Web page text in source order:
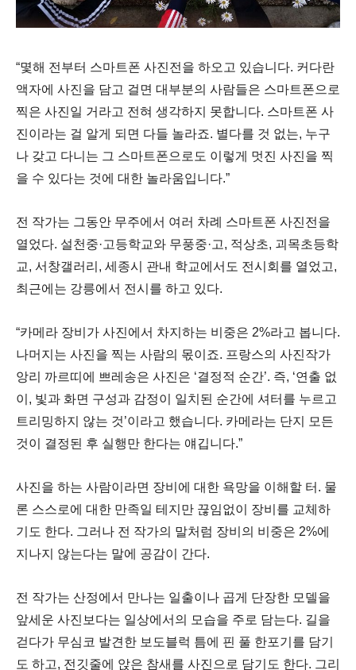
“몇해 전부터 스마트폰 사진전을 하오고 있습니다. 커다란
액자에 사진을 담고 걸면 대부분의 사람들은 스마트폰으로
찍은 사진일 거라고 전혀 생각하지 못합니다. 스마트폰 사
진이라는 걸 알게 되면 다들 놀라죠. 별다를 것 없는, 누구
나 갖고 다니는 그 스마트폰으로도 이렇게 멋진 사진을 찍
을 수 있다는 것에 대한 놀라움입니다.”
전 작가는 그동안 무주에서 여러 차례 스마트폰 사진전을
열었다. 설천중·고등학교와 무풍중·고, 적상초, 괴목초등학
교, 서창갤러리 , 세종시 관내 학교에서도 전시회를 열었고,
최근에는 강릉에서 전시를 하고 있다.
“카메라 장비가 사진에서 차지하는 비중은 2%라고 봅니다.
나머지는 사진을 찍는 사람의 몫이죠. 프랑스의 사진작가
앙리 까르띠에 쁘레송은 사진은 ‘결정적 순간’. 즉, ‘연출 없
이 , 빛과 화면 구성과 감정이 일치된 순간에 셔터를 누르고
트리밍하지 않는 것’이라고 했습니다. 카메라는 단지 모든
것이 결정된 후 실행만 한다는 얘깁니다.”
사진을 하는 사람이라면 장비에 대한 욕망을 이해할 터 . 물
론 스스로에 대한 만족일 테지만 끊임없이 장비를 교체하
기도 한다. 그러나 전 작가의 말처럼 장비의 비중은 2%에
지나지 않는다는 말에 공감이 간다.
전 작가는 산정에서 만나는 일출이나 곱게 단장한 모델을
앞세운 사진보다는 일상에서의 모습을 주로 담는다. 길을
걷다가 무심코 발견한 보도블럭 틈에 핀 풀 한포기를 담기
도 하고, 전깃줄에 앉은 참새를 사진으로 담기도 한다. 그리